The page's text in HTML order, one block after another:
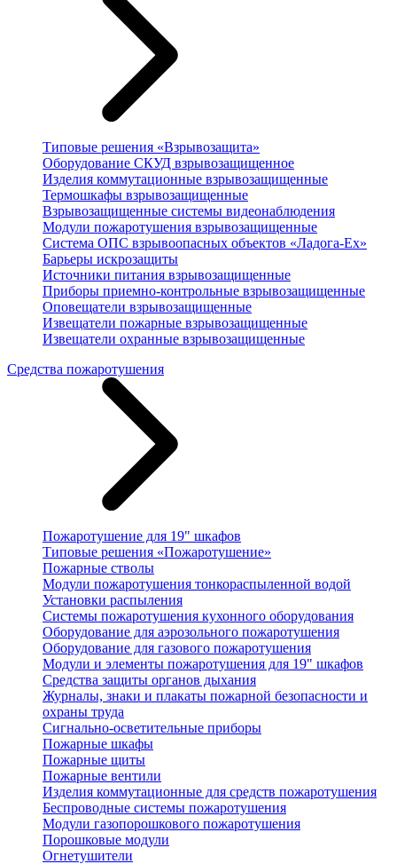
Типовые решения «Взрывозащита»
Оборудование СКУД взрывозащищенное
Изделия коммутационные взрывозащищенные
Термошкафы взрывозащищенные
Взрывозащищенные системы видеонаблюдения
Модули пожаротушения взрывозащищенные
Система ОПС взрывоопасных объектов «Ладога-Ex»
Барьеры искрозащиты
Источники питания взрывозащищенные
Приборы приемно-контрольные взрывозащищенные
Оповещатели взрывозащищенные
Извещатели пожарные взрывозащищенные
Извещатели охранные взрывозащищенные
Средства пожаротушения
Пожаротушение для 19" шкафов
Типовые решения «Пожаротушение»
Пожарные стволы
Модули пожаротушения тонкораспыленной водой
Установки распыления
Системы пожаротушения кухонного оборудования
Оборудование для аэрозольного пожаротушения
Оборудование для газового пожаротушения
Модули и элементы пожаротушения для 19" шкафов
Средства защиты органов дыхания
Журналы, знаки и плакаты пожарной безопасности и
охраны труда
Сигнально-осветительные приборы
Пожарные шкафы
Пожарные щиты
Пожарные вентили
Изделия коммутационные для средств пожаротушения
Беспроводные системы пожаротушения
Модули газопорошкового пожаротушения
Порошковые модули
Огнетушители